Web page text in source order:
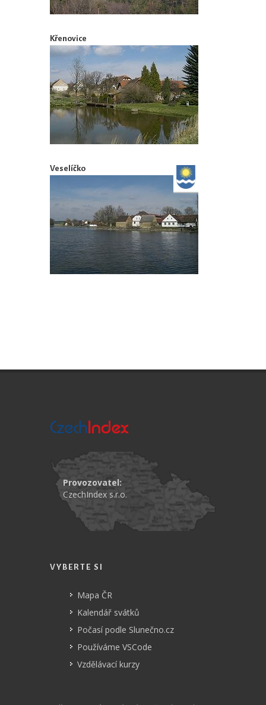
Křenovice
Veselíčko
Provozovatel:
CzechIndex s.r.o.
VYBERTE SI
Mapa ČR
Kalendář svátků
Počasí podle Slunečno.cz
Používáme VSCode
Vzdělávací kurzy